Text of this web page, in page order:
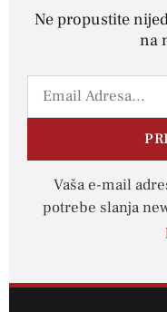
Ne propustite
na
Vaša e-mail
potrebe slanja